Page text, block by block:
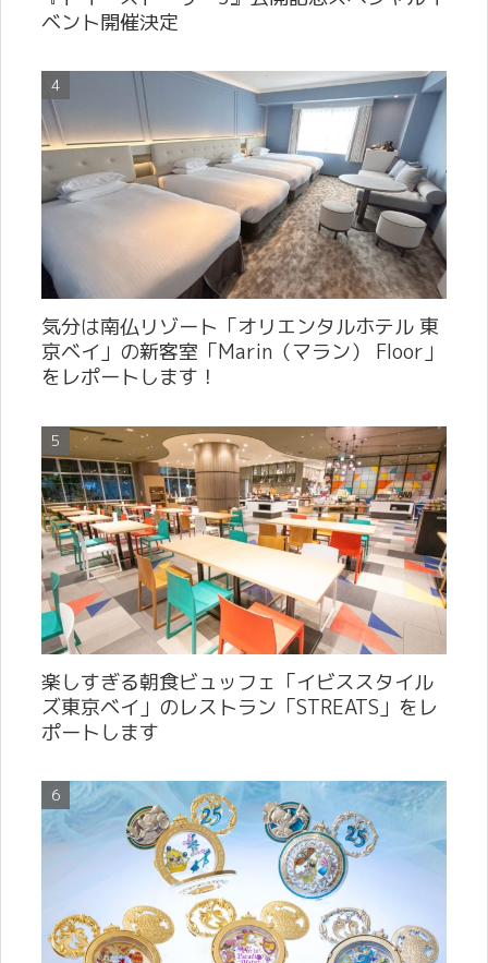
ベント開催決定
気分は南仏リゾート「オリエンタルホテル 東
京ベイ」の新客室「Marin（マラン） Floor」
をレポートします！
楽しすぎる朝食ビュッフェ「イビススタイル
ズ東京ベイ」のレストラン「STREATS」をレ
ポートします